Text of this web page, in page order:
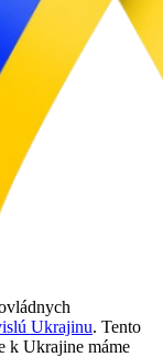
Ukrajinu. Tento
k Ukrajine máme